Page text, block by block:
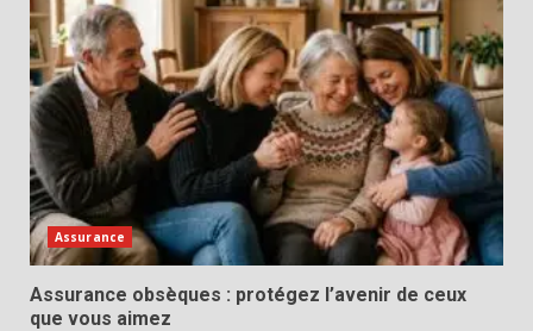
Assurance
Assurance obsèques : protégez l’avenir de ceux
que vous aimez